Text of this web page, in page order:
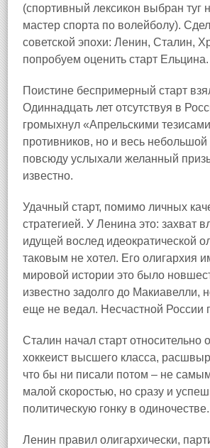
(спортивный лексикон выбран туг
мастер спорта по волейболу).
советской эпохи: Ленин, Сталин,
попробуем оценить старт Ельцина.
Поистине беспримерный старт
Одиннадцать лет отсутствуя в
громыхнул «Апрельскими
противников, но и весь небольшой
повсюду услыхали желанный
известно.
Удачный старт, помимо личных
стратегией. У Ленина это: захват
идущей вослед идеократической
таковым не хотел. Его олигархия
мировой истории это было
известно задолго до
еще не ведал. Несчастной России
Сталин начал старт относительно
хоккеист высшего класса,
что бы ни писали потом – не
малой скоростью, но сразу и
политическую гонку в
Ленин правил олигархически,